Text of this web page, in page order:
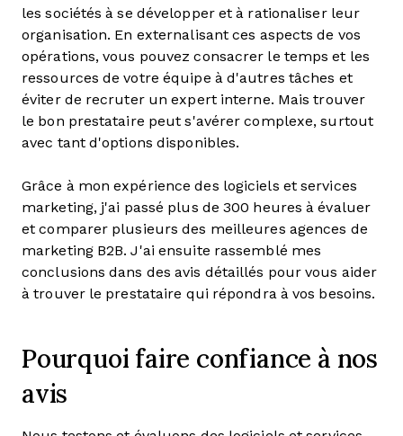
les sociétés à se développer et à rationaliser leur
organisation. En externalisant ces aspects de vos
opérations, vous pouvez consacrer le temps et les
ressources de votre équipe à d'autres tâches et
éviter de recruter un expert interne. Mais trouver
le bon prestataire peut s'avérer complexe, surtout
avec tant d'options disponibles.
Grâce à mon expérience des logiciels et services
marketing, j'ai passé plus de 300 heures à évaluer
et comparer plusieurs des meilleures agences de
marketing B2B. J'ai ensuite rassemblé mes
conclusions dans des avis détaillés pour vous aider
à trouver le prestataire qui répondra à vos besoins.
Pourquoi faire confiance à nos
avis